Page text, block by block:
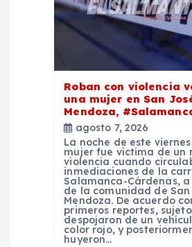
Roban con violencia
una mujer en San
Mendoza,
agosto 7, 2026
La noche de este
mujer fue víctima de un
violencia cuando
inmediaciones de la
Salamanca-Cárdenas,
de la comunidad de San
Mendoza. De acuerdo
primeros reportes,
despojaron de un
color rojo, y
huyeron…